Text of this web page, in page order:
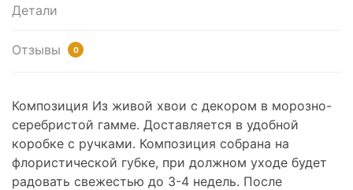
Детали
Отзывы 0
Композиция Из живой хвои с декором в морозно-
серебристой гамме. Доставляется в удобной
коробке с ручками. Композиция собрана на
флористической губке, при должном уходе будет
радовать свежестью до 3-4 недель. После